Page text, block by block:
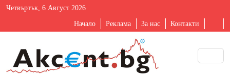
Четвъртък, 6 Август 2026
Начало Реклама За нас Контакти